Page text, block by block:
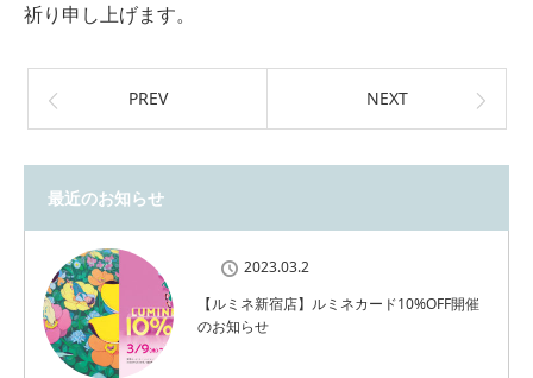
祈り申し上げます。
PREV NEXT
最近のお知らせ
2023.03.2
【ルミネ新宿店】ルミネカード10%OFF開催
のお知らせ